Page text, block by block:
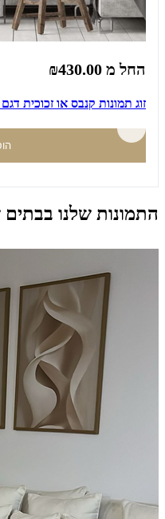
החל מ ₪430.00
זוג תמונות קנבס או זכוכית דגם 1002
התמונות שלנו